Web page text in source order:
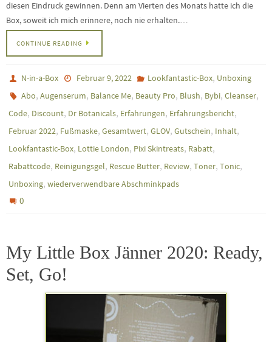
diesen Eindruck gewinnen. Denn am Vierten des Monats hatte ich die
Box, soweit ich mich erinnere, noch nie erhalten.…
CONTINUE READING
N-in-a-Box Februar 9, 2022 Lookfantastic-Box, Unboxing
Abo,Augenserum, Balance Me, Beauty Pro, Blush, Bybi,Cleanser,
Code, Discount, Dr Botanicals, Erfahrungen, Erfahrungsbericht,
Februar 2022, Fußmaske, Gesamtwert, GLOV, Gutschein, Inhalt,
Lookfantastic-Box, Lottie London, Pixi Skintreats, Rabatt,
Rabattcode, Reinigungsgel, Rescue Butter, Review, Toner, Tonic,
Unboxing, wiederverwendbare Abschminkpads
0
My Little Box Jänner 2020: Ready,
Set, Go!